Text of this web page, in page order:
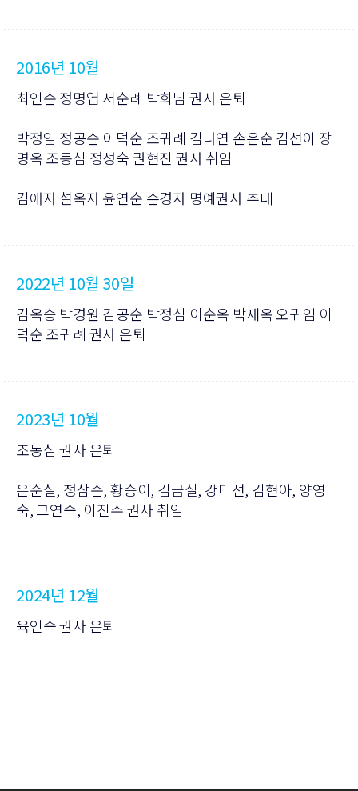
2016년 10월
최인순 정명엽 서순례 박희님 권사 은퇴
박정임 정공순 이덕순 조귀례 김나연 손온순 김선아 장
명옥 조동심 정성숙 권현진 권사 취임
김애자 설옥자 윤연순 손경자 명예권사 추대
2022년 10월 30일
김옥승 박경원 김공순 박정심 이순옥 박재옥 오귀임 이
덕순 조귀례 권사 은퇴
2023년 10월
조동심 권사 은퇴
은순실, 정삼순, 황승이, 김금실, 강미선, 김현아, 양영
숙, 고연숙, 이진주 권사 취임
2024년 12월
육인숙 권사 은퇴